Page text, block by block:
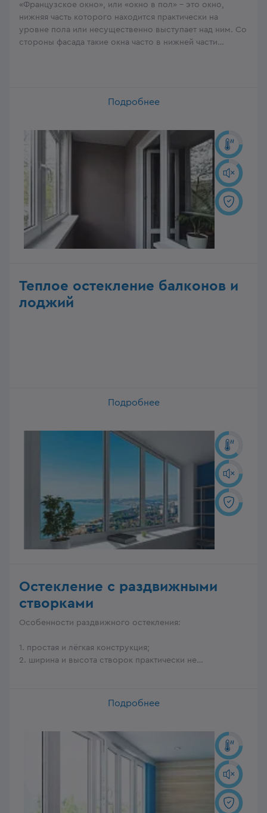
«Французское окно», или «окно в пол» – это окно,
нижняя часть которого находится практически на
уровне пола или несущественно выступает над ним. Со
стороны фасада такие окна часто в нижней части
Подробнее
Теплое остекление балконов и
лоджий
Подробнее
Остекление с раздвижными
створками
Особенности раздвижного остекления:
1. простая и лёгкая конструкция;
2. ширина и высота створок практически не
Подробнее